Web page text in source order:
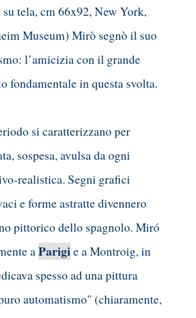
tela, cm 66x92, New York,
Museum) Mirò segnò il suo
l’amicizia con il grande
fondamentale in questa svolta.
si caratterizzano per
sospesa, avulsa da ogni
realistica. Segni grafici
e forme astratte divennero
pittorico dello spagnolo. Miró
aParigie a Montroig, in
spesso ad una pittura
automatismo" (chiaramente,